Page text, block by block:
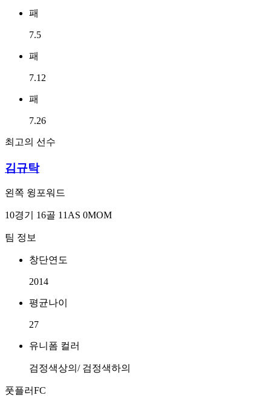
패
7.5
패
7.12
패
7.26
최고의 선수
김규탁
왼쪽 윙포워드
10경기 16골 11AS 0MOM
팀 정보
창단연도
2014
평균나이
27
유니폼 컬러
검정색상의/ 검정색하의
풋플러FC